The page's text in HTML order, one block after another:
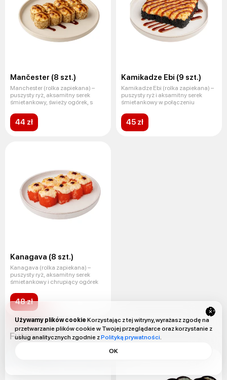
Mančester (8 szt.)
Manchester (rolka zapiekana) –
puszysty ryż, aksamitny serek
śmietankowy, świeży ogórek, s
44 zł
Kamikadze Ebi (9 szt.)
Kamikadze Ebi (rolka zapiekana) –
puszysty ryż i aksamitny serek
śmietankowy w połączeniu
45 zł
Kanagava (8 szt.)
Kanagava (rolka zapiekana) –
puszysty ryż, aksamitny serek
śmietankowy i chrupiący ogórek
48 zł
Futomaki
Używamy plików cookie Korzystając z tej witryny, wyrażasz zgodę na
przetwarzanie plików cookie w Twojej przeglądarce oraz korzystanie z
usług analitycznych zgodnie zPolityką prywatności.
OK